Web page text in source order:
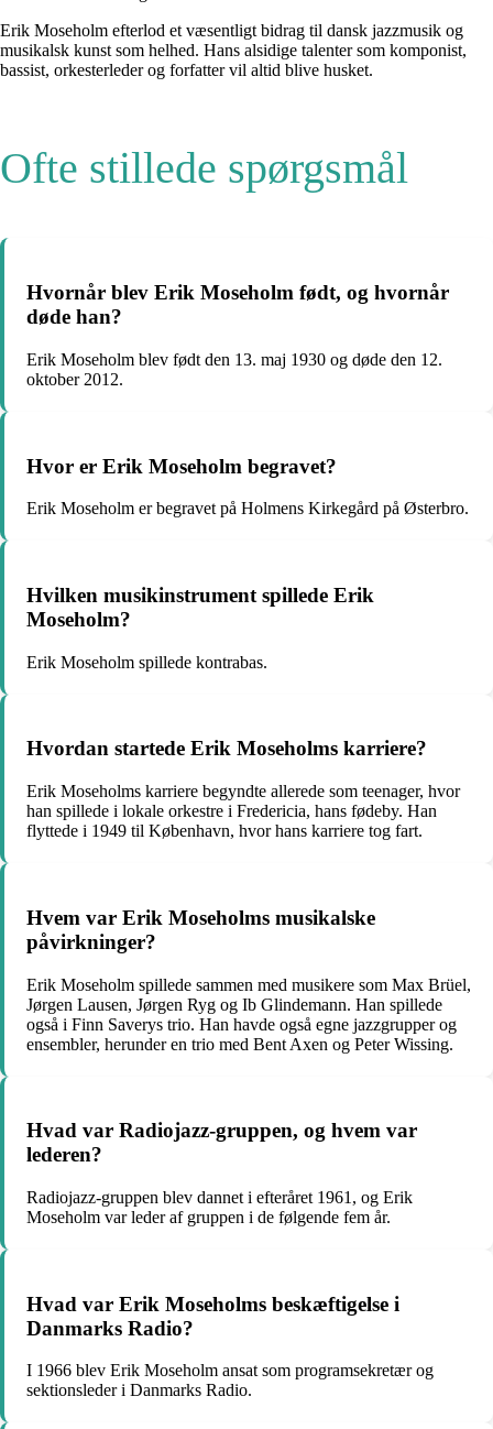
Erik Moseholm efterlod et væsentligt bidrag til dansk jazzmusik og
musikalsk kunst som helhed. Hans alsidige talenter som komponist,
bassist, orkesterleder og forfatter vil altid blive husket.
Ofte stillede spørgsmål
Hvornår blev Erik Moseholm født, og hvornår
døde han?
Erik Moseholm blev født den 13. maj 1930 og døde den 12.
oktober 2012.
Hvor er Erik Moseholm begravet?
Erik Moseholm er begravet på Holmens Kirkegård på Østerbro.
Hvilken musikinstrument spillede Erik
Moseholm?
Erik Moseholm spillede kontrabas.
Hvordan startede Erik Moseholms karriere?
Erik Moseholms karriere begyndte allerede som teenager, hvor
han spillede i lokale orkestre i Fredericia, hans fødeby. Han
flyttede i 1949 til København, hvor hans karriere tog fart.
Hvem var Erik Moseholms musikalske
påvirkninger?
Erik Moseholm spillede sammen med musikere som Max Brüel,
Jørgen Lausen, Jørgen Ryg og Ib Glindemann. Han spillede
også i Finn Saverys trio. Han havde også egne jazzgrupper og
ensembler, herunder en trio med Bent Axen og Peter Wissing.
Hvad var Radiojazz-gruppen, og hvem var
lederen?
Radiojazz-gruppen blev dannet i efteråret 1961, og Erik
Moseholm var leder af gruppen i de følgende fem år.
Hvad var Erik Moseholms beskæftigelse i
Danmarks Radio?
I 1966 blev Erik Moseholm ansat som programsekretær og
sektionsleder i Danmarks Radio.